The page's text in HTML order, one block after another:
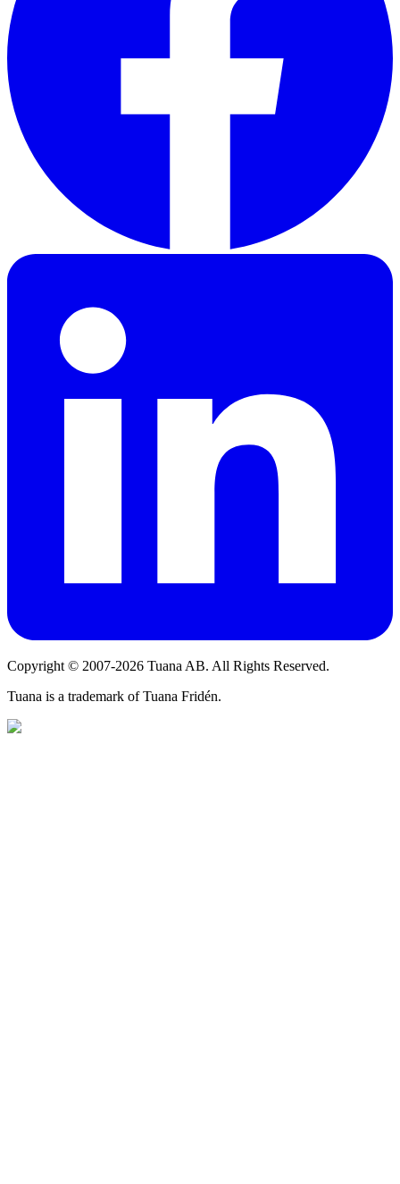
Copyright © 2007-2026 Tuana AB. All Rights Reserved.
Tuana is a trademark of Tuana Fridén.